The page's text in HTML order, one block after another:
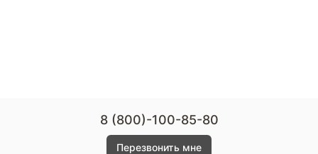
8 (800)-100-85-80
Перезвонить мне